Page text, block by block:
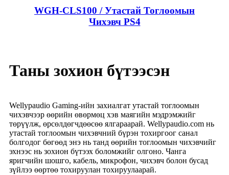
WGH-CLS100 / Утастай Тоглоомын
Чихэвч PS4
Таны зохион бүтээсэн
Wellypaudio Gaming-ийн захиалгат утастай тоглоомын
чихэвчээр өөрийн өвөрмөц хэв маягийн мэдрэмжийг
төрүүлж, өрсөлдөгчдөөсөө ялгараарай. Wellypaudio.com нь
утастай тоглоомын чихэвчний бүрэн тохиргоог санал
болгодог бөгөөд энэ нь танд өөрийн тоглоомын чихэвчийг
эхнээс нь зохион бүтээх боломжийг олгоно. Чанга
яригчийн шошго, кабель, микрофон, чихэвч болон бусад
зүйлээ өөртөө тохируулан тохируулаарай.